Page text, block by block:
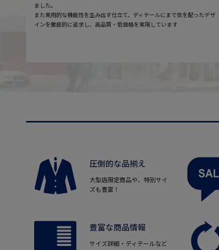
ました。
また実用的な機能性を生み出す仕立て、ディテールにまで気を配ったデザ
インを徹底的に追求し、高品質・低価格を実現しています
圧倒的な品揃え
大型店限定商品や、特別サイ
ズも豊富！
豊富な商品情報
サイズ詳細・ディテールなど